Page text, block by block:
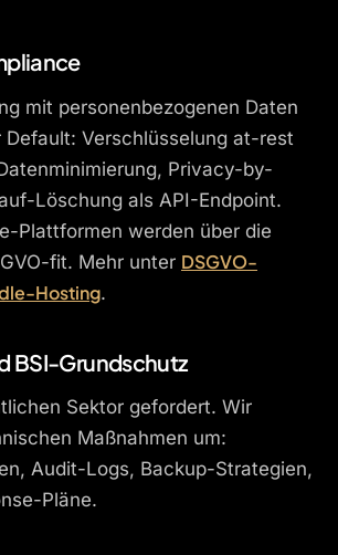
mit personenbezogenen Daten
Verschlüsselung at-rest
Privacy-by-
Löschung als API-Endpoint.
Plattformen werden über die
fit. Mehr unter DSGVO-
Hosting.
BSI-Grundschutz
Sektor gefordert. Wir
Maßnahmen um:
Audit-Logs, Backup-Strategien,
Pläne.